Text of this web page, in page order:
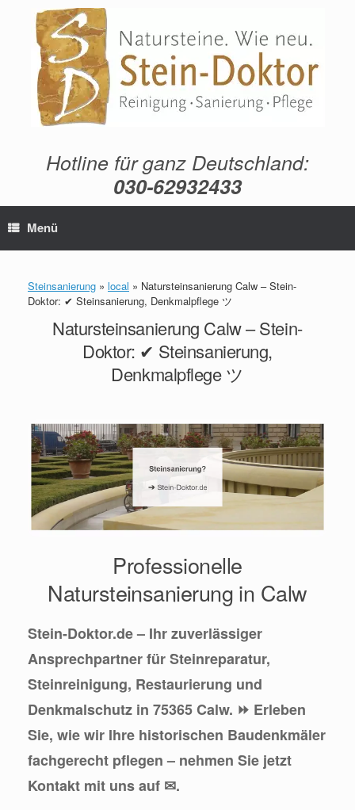
springen
Hotline für ganz Deutschland:
030-62932433
Menü
Steinsanierung » local » Natursteinsanierung Calw – Stein-
Doktor: ✔ Steinsanierung, Denkmalpflege ツ
Natursteinsanierung Calw – Stein-
Doktor: ✔ Steinsanierung,
Denkmalpflege ツ
Professionelle
Natursteinsanierung in Calw
Stein-Doktor.de – Ihr zuverlässiger
Ansprechpartner für Steinreparatur,
Steinreinigung, Restaurierung und
Denkmalschutz in 75365 Calw. ⏩ Erleben
Sie, wie wir Ihre historischen Baudenkmäler
fachgerecht pflegen – nehmen Sie jetzt
Kontakt mit uns auf ✉.